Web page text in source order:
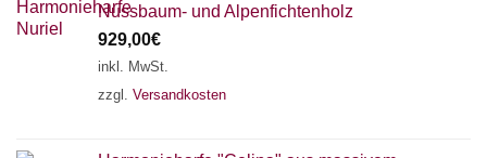
Nussbaum- und Alpenfichtenholz
929,00€
inkl. MwSt.
zzgl. Versandkosten